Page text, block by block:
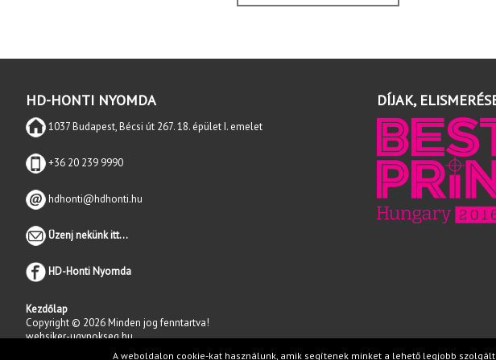
HD-HONTI NYOMDA
1037 Budapest, Bécsi út 267. 18. épület I. emelet
+36 20 239 9990
hdhonti@hdhonti.hu
Üzenj nekünk itt...
HD-Honti Nyomda
DÍJAK,
Kezdőlap
Copyright © 2026 Minden jog fenntartva!
websiker-ugynokseg.hu
A weboldalon cookie-kat használunk, amik segítenek minket a lehető legjobb